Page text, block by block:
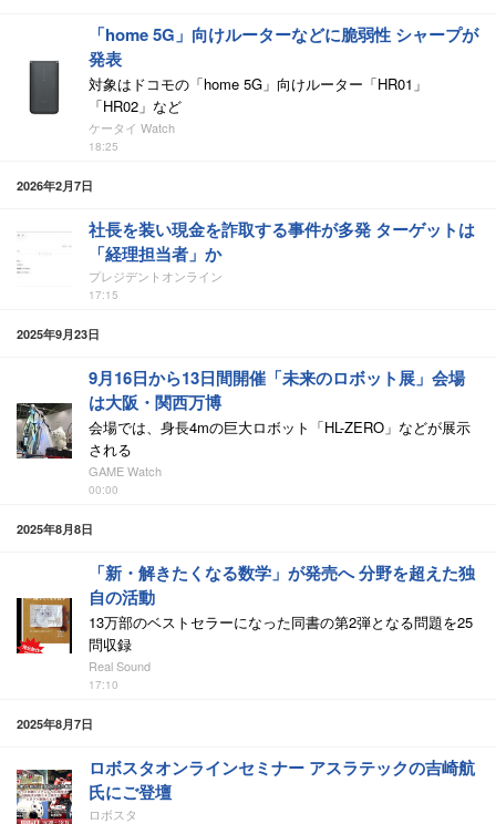
「home 5G」向けルーターなどに脆弱性 シャープが
発表
対象はドコモの「home 5G」向けルーター「HR01」
「HR02」など
ケータイ Watch
18:25
2026年2月7日
社長を装い現金を詐取する事件が多発 ターゲットは
「経理担当者」か
プレジデントオンライン
17:15
2025年9月23日
9月16日から13日間開催「未来のロボット展」会場
は大阪・関西万博
会場では、身長4mの巨大ロボット「HL-ZERO」などが展示
される
GAME Watch
00:00
2025年8月8日
「新・解きたくなる数学」が発売へ 分野を超えた独
自の活動
13万部のベストセラーになった同書の第2弾となる問題を25
問収録
Real Sound
17:10
2025年8月7日
ロボスタオンラインセミナー アスラテックの吉崎航
氏にご登壇
ロボスタ